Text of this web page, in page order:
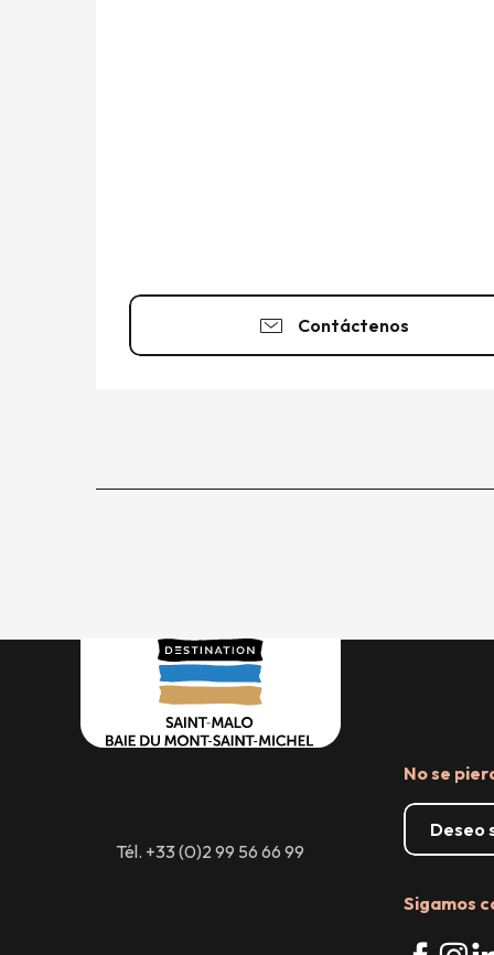
Contáctenos
Tél. +33 (0)2 99 56 66 99
No se
Deseo
Sigamos